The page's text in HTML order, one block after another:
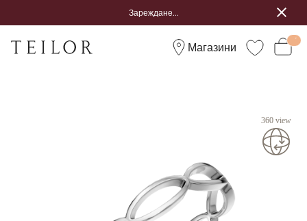
Зареждане...
Магазини
360 view